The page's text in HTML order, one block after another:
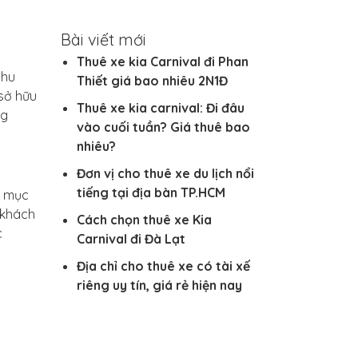
hữu
mục
Bài viết mới
Thuê xe kia Carnival đi Phan
Thiết giá bao nhiêu 2N1Đ
Thuê xe kia carnival: Đi đâu
vào cuối tuần? Giá thuê bao
nhiêu?
Đơn vị cho thuê xe du lịch nổi
tiếng tại địa bàn TP.HCM
Cách chọn thuê xe Kia
Carnival đi Đà Lạt
Địa chỉ cho thuê xe có tài xế
riêng uy tín, giá rẻ hiện nay